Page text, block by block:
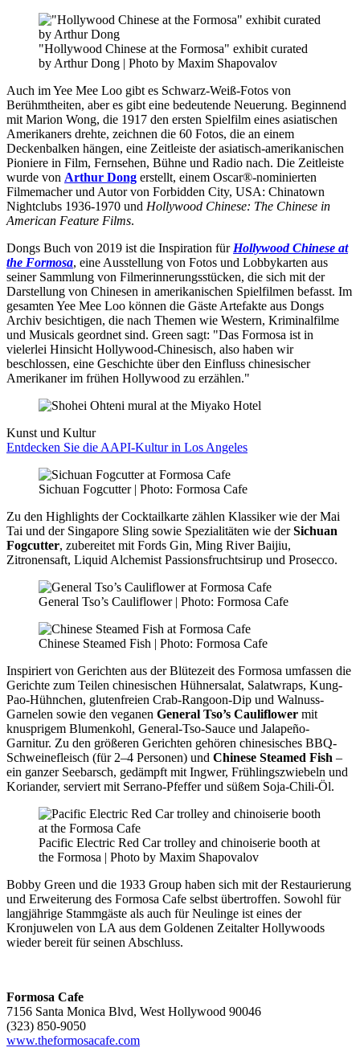
"Hollywood Chinese at the Formosa" exhibit curated
by Arthur Dong | Photo by Maxim Shapovalov
Auch im Yee Mee Loo gibt es Schwarz-Weiß-Fotos von
Berühmtheiten, aber es gibt eine bedeutende Neuerung. Beginnend
mit Marion Wong, die 1917 den ersten Spielfilm eines asiatischen
Amerikaners drehte, zeichnen die 60 Fotos, die an einem
Deckenbalken hängen, eine Zeitleiste der asiatisch-amerikanischen
Pioniere in Film, Fernsehen, Bühne und Radio nach. Die Zeitleiste
wurde von Arthur Dong erstellt, einem Oscar®-nominierten
Filmemacher und Autor von Forbidden City, USA: Chinatown
Nightclubs 1936-1970 und Hollywood Chinese: The Chinese in
American Feature Films.
Dongs Buch von 2019 ist die Inspiration für Hollywood Chinese at
the Formosa, eine Ausstellung von Fotos und Lobbykarten aus
seiner Sammlung von Filmerinnerungsstücken, die sich mit der
Darstellung von Chinesen in amerikanischen Spielfilmen befasst. Im
gesamten Yee Mee Loo können die Gäste Artefakte aus Dongs
Archiv besichtigen, die nach Themen wie Western, Kriminalfilme
und Musicals geordnet sind. Green sagt: "Das Formosa ist in
vielerlei Hinsicht Hollywood-Chinesisch, also haben wir
beschlossen, eine Geschichte über den Einfluss chinesischer
Amerikaner im frühen Hollywood zu erzählen."
Kunst und Kultur
Entdecken Sie die AAPI-Kultur in Los Angeles
Sichuan Fogcutter | Photo: Formosa Cafe
Zu den Highlights der Cocktailkarte zählen Klassiker wie der Mai
Tai und der Singapore Sling sowie Spezialitäten wie derSichuan
Fogcutter, zubereitet mit Fords Gin, Ming River Baijiu,
Zitronensaft, Liquid Alchemist Passionsfruchtsirup und Prosecco.
General Tso’s Cauliflower | Photo: Formosa Cafe
Chinese Steamed Fish | Photo: Formosa Cafe
Inspiriert von Gerichten aus der Blütezeit des Formosa umfassen die
Gerichte zum Teilen chinesischen Hühnersalat, Salatwraps, Kung-
Pao-Hühnchen, glutenfreien Crab-Rangoon-Dip und Walnuss-
Garnelen sowie den veganen General Tso’s Cauliflower mit
knusprigem Blumenkohl, General-Tso-Sauce und Jalapeño-
Garnitur. Zu den größeren Gerichten gehören chinesisches BBQ-
Schweinefleisch (für 2–4 Personen) und Chinese Steamed Fish –
ein ganzer Seebarsch, gedämpft mit Ingwer, Frühlingszwiebeln und
Koriander, serviert mit Serrano-Pfeffer und süßem Soja-Chili-Öl.
Pacific Electric Red Car trolley and chinoiserie booth at
the Formosa | Photo by Maxim Shapovalov
Bobby Green und die 1933 Group haben sich mit der Restaurierung
und Erweiterung des Formosa Cafe selbst übertroffen. Sowohl für
langjährige Stammgäste als auch für Neulinge ist eines der
Kronjuwelen von LA aus dem Goldenen Zeitalter Hollywoods
wieder bereit für seinen Abschluss.
Formosa Cafe
7156 Santa Monica Blvd, West Hollywood 90046
(323) 850-9050
www.theformosacafe.com